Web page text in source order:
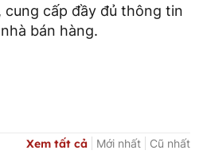
cấp đầy đủ thông tin
bán hàng.
Xem tất cả Mới nhất Cũ nhất